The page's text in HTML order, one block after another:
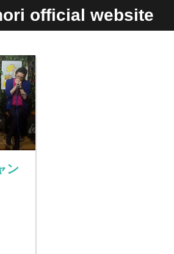
official website
ン